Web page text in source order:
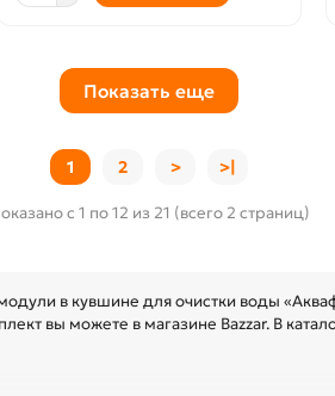
Показать еще
1 2 > >|
с 1 по 12 из 21 (всего 2 страниц)
в кувшине для очистки воды
вы можете в магазине Bazzar. В